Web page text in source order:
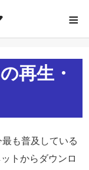
≡
再生・
最も普及している
トからダウンロ